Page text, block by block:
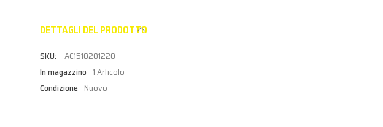
DETTAGLI DEL PRODOTTO
AC1510201220
In magazzino 1 Articolo
Condizione Nuovo